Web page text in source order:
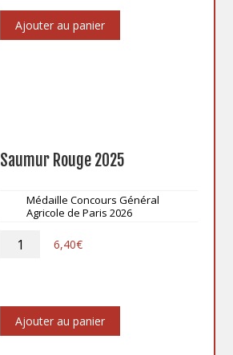
Ajouter au panier
Saumur Rouge 2025
Médaille Concours Général
Agricole de Paris 2026
quantité
6,40€
Ajouter au panier